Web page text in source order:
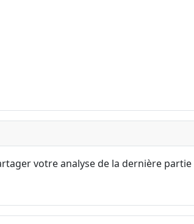
votre analyse de la dernière